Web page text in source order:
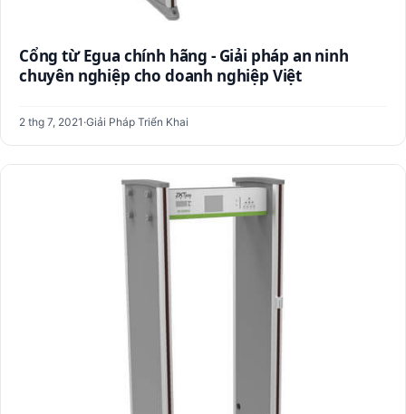
Cổng từ Egua chính hãng - Giải pháp an ninh
chuyên nghiệp cho doanh nghiệp Việt
2 thg 7, 2021 ·Giải Pháp Triển Khai